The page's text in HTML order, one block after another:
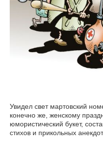
Увидел свет мартовский
конечно же, женскому празднику. Наших
юмористический букет,
стихов и прикольных